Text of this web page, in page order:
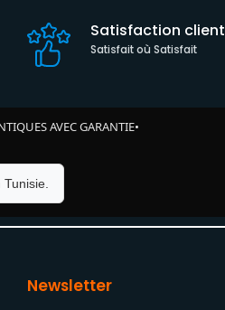
Satisfaction client
Satisfait où Satisfait
AVEC GARANTIE•
Newsletter